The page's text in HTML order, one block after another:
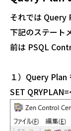
それでは Query
下記のステート
前は PSQL
１）Query Plan
SET